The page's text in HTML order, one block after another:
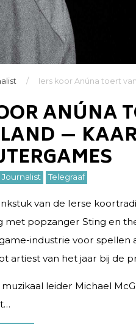
/ Iers koor Anúna toert
ANÚNA
—
Journalist Telegraaf
van de Ierse
met popzanger Sting en
industrie voor spellen
artiest van het jaar bij de
leider Michael